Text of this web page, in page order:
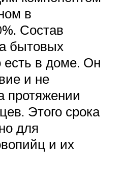
в
Состав
бытовых
есть в доме. Он
и не
протяжении
Этого срока
для
и их